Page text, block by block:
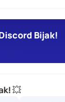
Bijak!
💥